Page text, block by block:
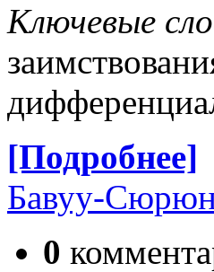
Ключевые
[Подробнее]
Бавуу-
0